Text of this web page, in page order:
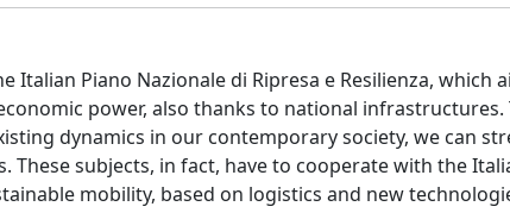
Piano Nazionale di Ripresa e Resilienza, which
power, also thanks to national
dynamics in our contemporary society, we can
These subjects, in fact, have to cooperate with the
mobility, based on logistics and new